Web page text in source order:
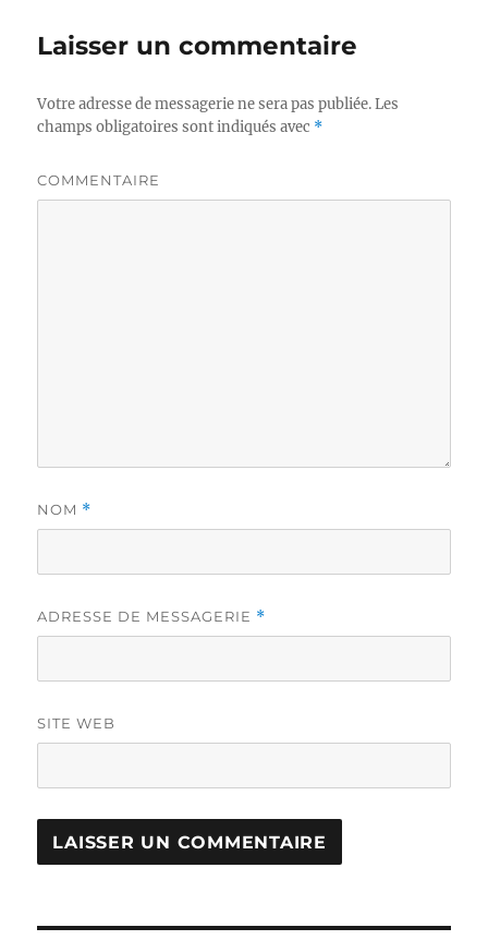
Laisser un commentaire
Votre adresse de messagerie ne sera pas publiée.Les
champs obligatoires sont indiqués avec *
COMMENTAIRE
NOM *
ADRESSE DE MESSAGERIE *
SITE WEB